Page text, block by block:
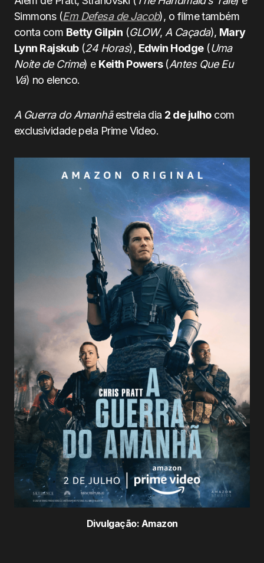
Simmons (Em Defesa de Jacob), o filme também
conta com Betty Gilpin (GLOW, A Caçada), Mary
Lynn Rajskub(24 Horas), Edwin Hodge(Uma
Noite de Crime) e Keith Powers (Antes Que Eu
Vá) no elenco.
A Guerra do Amanhãestreia dia 2 de julhocom
exclusividade pela Prime Video.
Divulgação: Amazon